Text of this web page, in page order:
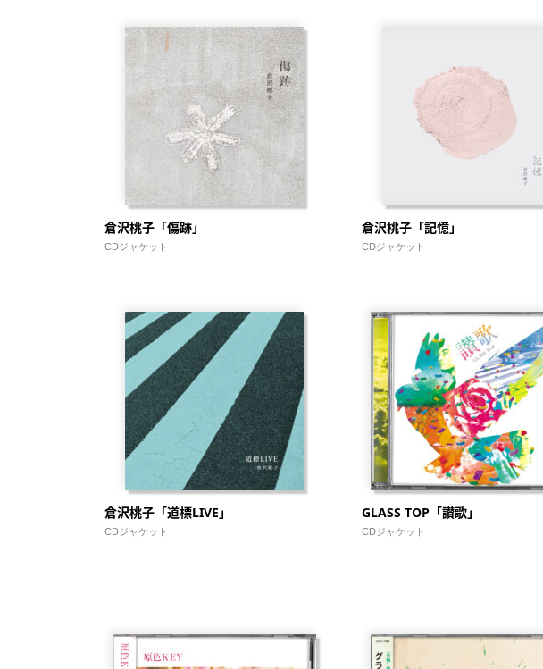
倉沢桃子「傷跡」
CDジャケット
倉沢桃子「記憶」
CDジャケット
倉沢桃子「道標LIVE」
CDジャケット
GLASS TOP「讃歌」
CDジャケット